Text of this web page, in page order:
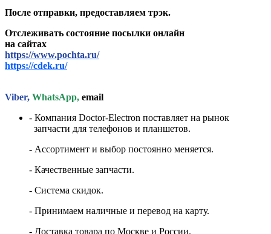
После отправки, предоставляем трэк.
Отслеживать состояние посылки онлайн
на сайтах
https://www.pochta.ru/
https://cdek.ru/
Viber, WhatsApp, email
- Компания Doctor-Electron поставляет на рынок
запчасти для телефонов и планшетов.
- Ассортимент и выбор постоянно меняется.
- Качественные запчасти.
- Система скидок.
- Принимаем наличные и перевод на карту.
- Доставка товара по Москве и России.